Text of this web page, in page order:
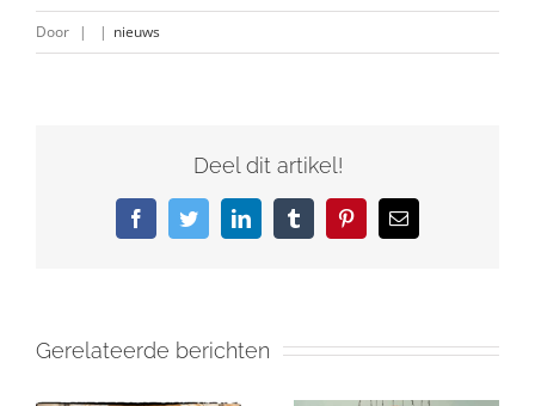
Door | | nieuws
Deel dit artikel!
FacebookTwitterLinkedInTumblrPinterest
E-
mail
Gerelateerde berichten